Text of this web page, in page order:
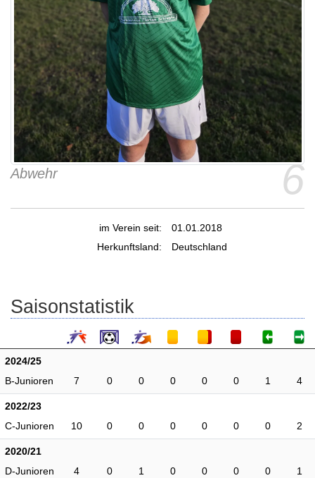
6
Abwehr
im Verein seit:
01.01.2018
Herkunftsland:
Deutschland
Saisonstatistik
2024/25
B-Junioren
7 0 0 0 0 0 1 4
2022/23
C-Junioren
10 0 0 0 0 0 0 2
2020/21
D-Junioren
4 0 1 0 0 0 0 1